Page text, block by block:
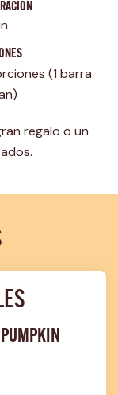
(1 barra
regalo o un